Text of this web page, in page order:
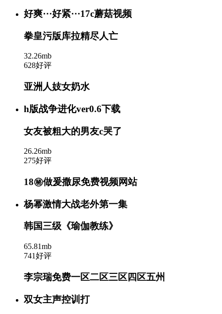
好爽⋯好紧⋯17c蘑菇视频
拳皇污版库拉精尽人亡
32.26mb
628好评
亚洲人妓女奶水
h版战争进化ver0.6下载
女友被粗大的男友c哭了
26.26mb
275好评
18㊙️做爰撒尿免费视频网站
杨幂激情大战老外第一集
韩国三级《瑜伽教练》
65.81mb
741好评
李宗瑞免费一区二区三区四区五州
双女主声控训打